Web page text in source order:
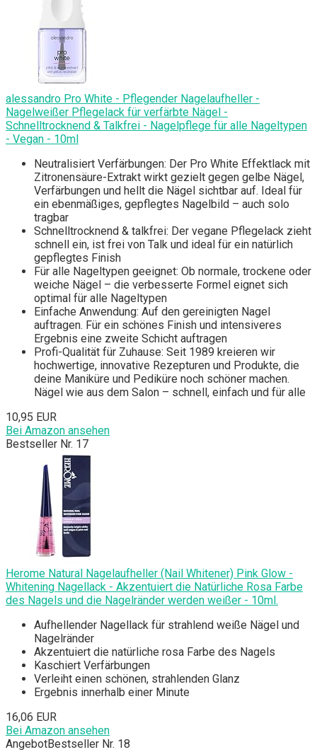
alessandro Pro White - Pflegender Nagelaufheller -
Nagelweißer Pflegelack für verfärbte Nägel -
Schnelltrocknend & Talkfrei - Nagelpflege für alle Nageltypen
- Vegan - 10ml
Neutralisiert Verfärbungen: Der Pro White Effektlack mit
Zitronensäure-Extrakt wirkt gezielt gegen gelbe Nägel,
Verfärbungen und hellt die Nägel sichtbar auf. Ideal für
ein ebenmäßiges, gepflegtes Nagelbild – auch solo
tragbar
Schnelltrocknend & talkfrei: Der vegane Pflegelack zieht
schnell ein, ist frei von Talk und ideal für ein natürlich
gepflegtes Finish
Für alle Nageltypen geeignet: Ob normale, trockene oder
weiche Nägel – die verbesserte Formel eignet sich
optimal für alle Nageltypen
Einfache Anwendung: Auf den gereinigten Nagel
auftragen. Für ein schönes Finish und intensiveres
Ergebnis eine zweite Schicht auftragen
Profi-Qualität für Zuhause: Seit 1989 kreieren wir
hochwertige, innovative Rezepturen und Produkte, die
deine Maniküre und Pediküre noch schöner machen.
Nägel wie aus dem Salon – schnell, einfach und für alle
10,95 EUR
Bei Amazon ansehen
Bestseller Nr. 17
Herome Natural Nagelaufheller (Nail Whitener) Pink Glow -
Whitening Nagellack - Akzentuiert die Natürliche Rosa Farbe
des Nagels und die Nagelränder werden weißer - 10ml.
Aufhellender Nagellack für strahlend weiße Nägel und
Nagelränder
Akzentuiert die natürliche rosa Farbe des Nagels
Kaschiert Verfärbungen
Verleiht einen schönen, strahlenden Glanz
Ergebnis innerhalb einer Minute
16,06 EUR
Bei Amazon ansehen
AngebotBestseller Nr. 18